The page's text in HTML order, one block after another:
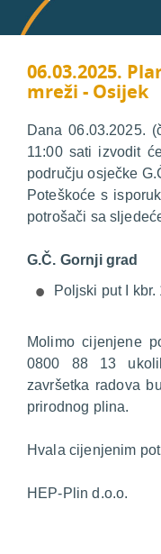
06.03.2025.
mreži - Osijek
Dana 06.03.2025.
11:00 sati izvodit
području osječke
Poteškoće s
potrošači sa
G.Č. Gornji grad
Poljski put I kbr.
Molimo cijenjene
0800 88 13
završetka radova
prirodnog plina.
Hvala cijenjenim
HEP-Plin d.o.o.